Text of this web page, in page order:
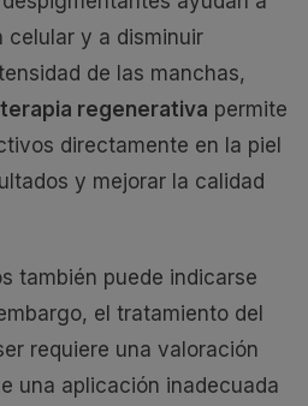
celular y a disminuir
de las manchas,
regenerativa permite
directamente en la piel
y mejorar la calidad
también puede indicarse
el tratamiento del
requiere una valoración
una aplicación inadecuada